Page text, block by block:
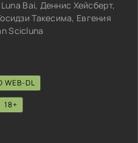
Bai, Деннис Хейсберт,
Такесима, Евгения
Scicluna
WEB-DL
18+